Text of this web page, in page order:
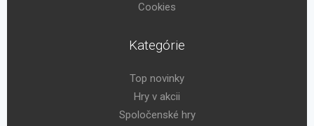
Cookies
Kategórie
Top novinky
Hry v akcii
Spoločenské hry